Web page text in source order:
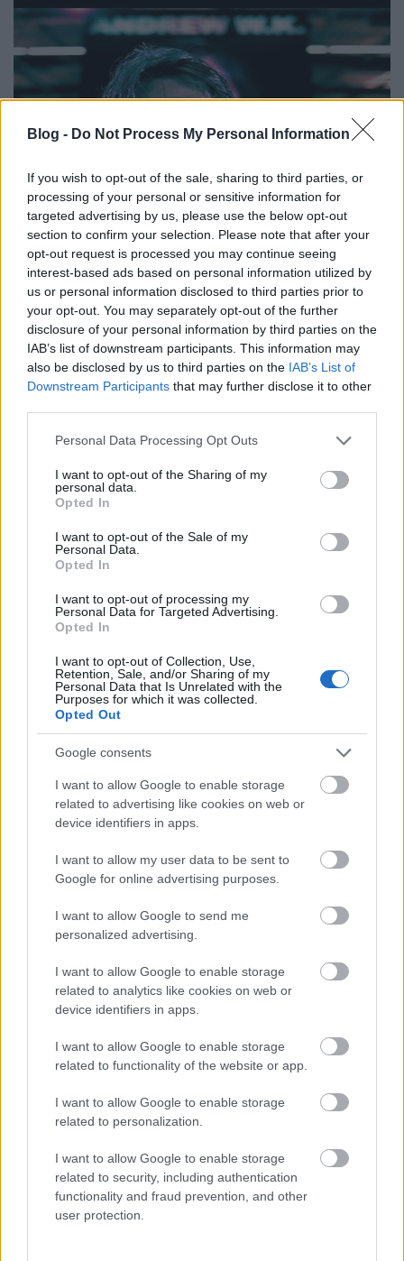
Blog - Do Not Process My Personal Information
If you wish to opt-out of the sale, sharing to third parties, or
processing of your personal or sensitive information for
targeted advertising by us, please use the below opt-out
section to confirm your selection. Please note that after your
opt-out request is processed you may continue seeing
interest-based ads based on personal information utilized by
us or personal information disclosed to third parties prior to
your opt-out. You may separately opt-out of the further
disclosure of your personal information by third parties on the
IAB’s list of downstream participants. This information may
also be disclosed by us to third parties on the IAB’s List of
Downstream Participants that may further disclose it to other
Please note that this website/app uses one or more Google
not limited to your visit or usage behaviour. You may click to
grant or deny consent to Google and its third-party tags to
use your data for below specified purposes in below Google
consent section.
Personal Data Processing Opt Outs
I want to opt-out of the Sharing of my
personal data.
Opted In
I want to opt-out of the Sale of my
Personal Data.
Opted In
I want to opt-out of processing my
Personal Data for Targeted Advertising.
Opted In
I want to opt-out of Collection, Use,
Retention, Sale, and/or Sharing of my
Personal Data that Is Unrelated with the
Purposes for which it was collected.
Opted Out
Google consents
I want to allow Google to enable storage
related to advertising like cookies on web or
device identifiers in apps.
I want to allow my user data to be sent to
Google for online advertising purposes.
I want to allow Google to send me
personalized advertising.
I want to allow Google to enable storage
related to analytics like cookies on web or
device identifiers in apps.
I want to allow Google to enable storage
related to functionality of the website or app.
I want to allow Google to enable storage
related to personalization.
I want to allow Google to enable storage
related to security, including authentication
functionality and fraud prevention, and other
user protection.
Classic rock - a revival
rerecorder •2014. március 29.
A huszadik Recorder magazin classic rockos
cikkeiben két részben gyűjtöttük össze a ciki/menő
kategóriák mentén a leginkább meghatározható
meghatározó classic rock zenekarokat, az első
Pénz, konfetti, classic rock -
Zenészek Instagramon 2014/11. hét
recordergram•2014. március 16.
csak felfoghatatlanul menő, de nagyon gazdag is,
Kylie Minogue lecsap saját magára, Big Boi pedig
odafigyel teste minden rezdülésére! 01 / Taylor
Swiftnek most éppen azért van tátva a szája, mert
ennyire örül, hogy sikerült egy…
Állati űrparti - Andrew W.K. és Lil Bub
közös klipje
Frontrecorder• 2014. február 06.
Az internet legnépszerűbb állata a macska, az egyik
legkörülrajongottabb cicaceleb pedig jelenleg Lil
Bub, aki nemcsak emberi ésszel felfoghatatlan
módon cuki, de fantasztikusan kúl is, hiszen olyan
rajongói vannak, mint a producerlegenda Steve
Albini, Kelley Deal a Breeders-ből vagy a…